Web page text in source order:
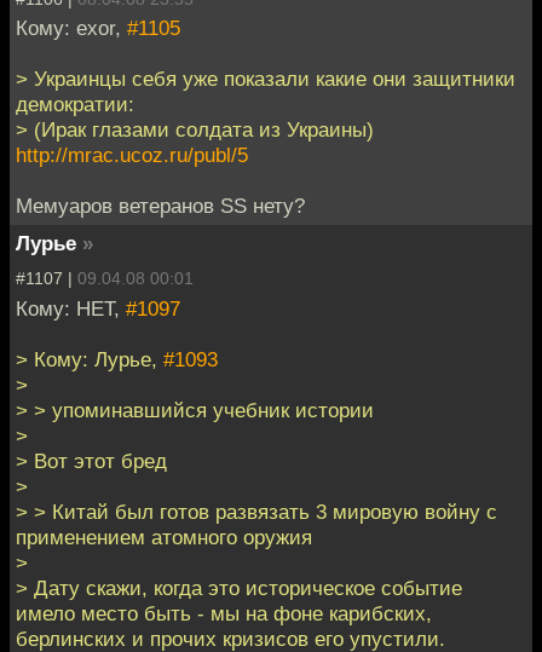
Кому: exor, #1105
> Украинцы себя уже показали какие они защитники
демократии:
> (Ирак глазами солдата из Украины)
http://mrac.ucoz.ru/publ/5
Мемуаров ветеранов SS нету?
Лурье »
#1107 | 09.04.08 00:01
Кому: НЕТ, #1097
> Кому: Лурье, #1093
>
> > упоминавшийся учебник истории
>
> Вот этот бред
>
> > Китай был готов развязать 3 мировую войну с
применением атомного оружия
>
> Дату скажи, когда это историческое событие
имело место быть - мы на фоне карибских,
берлинских и прочих кризисов его упустили.